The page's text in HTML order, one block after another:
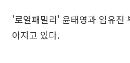
'로열패밀리' 윤태영과 임유진
아지고 있다.